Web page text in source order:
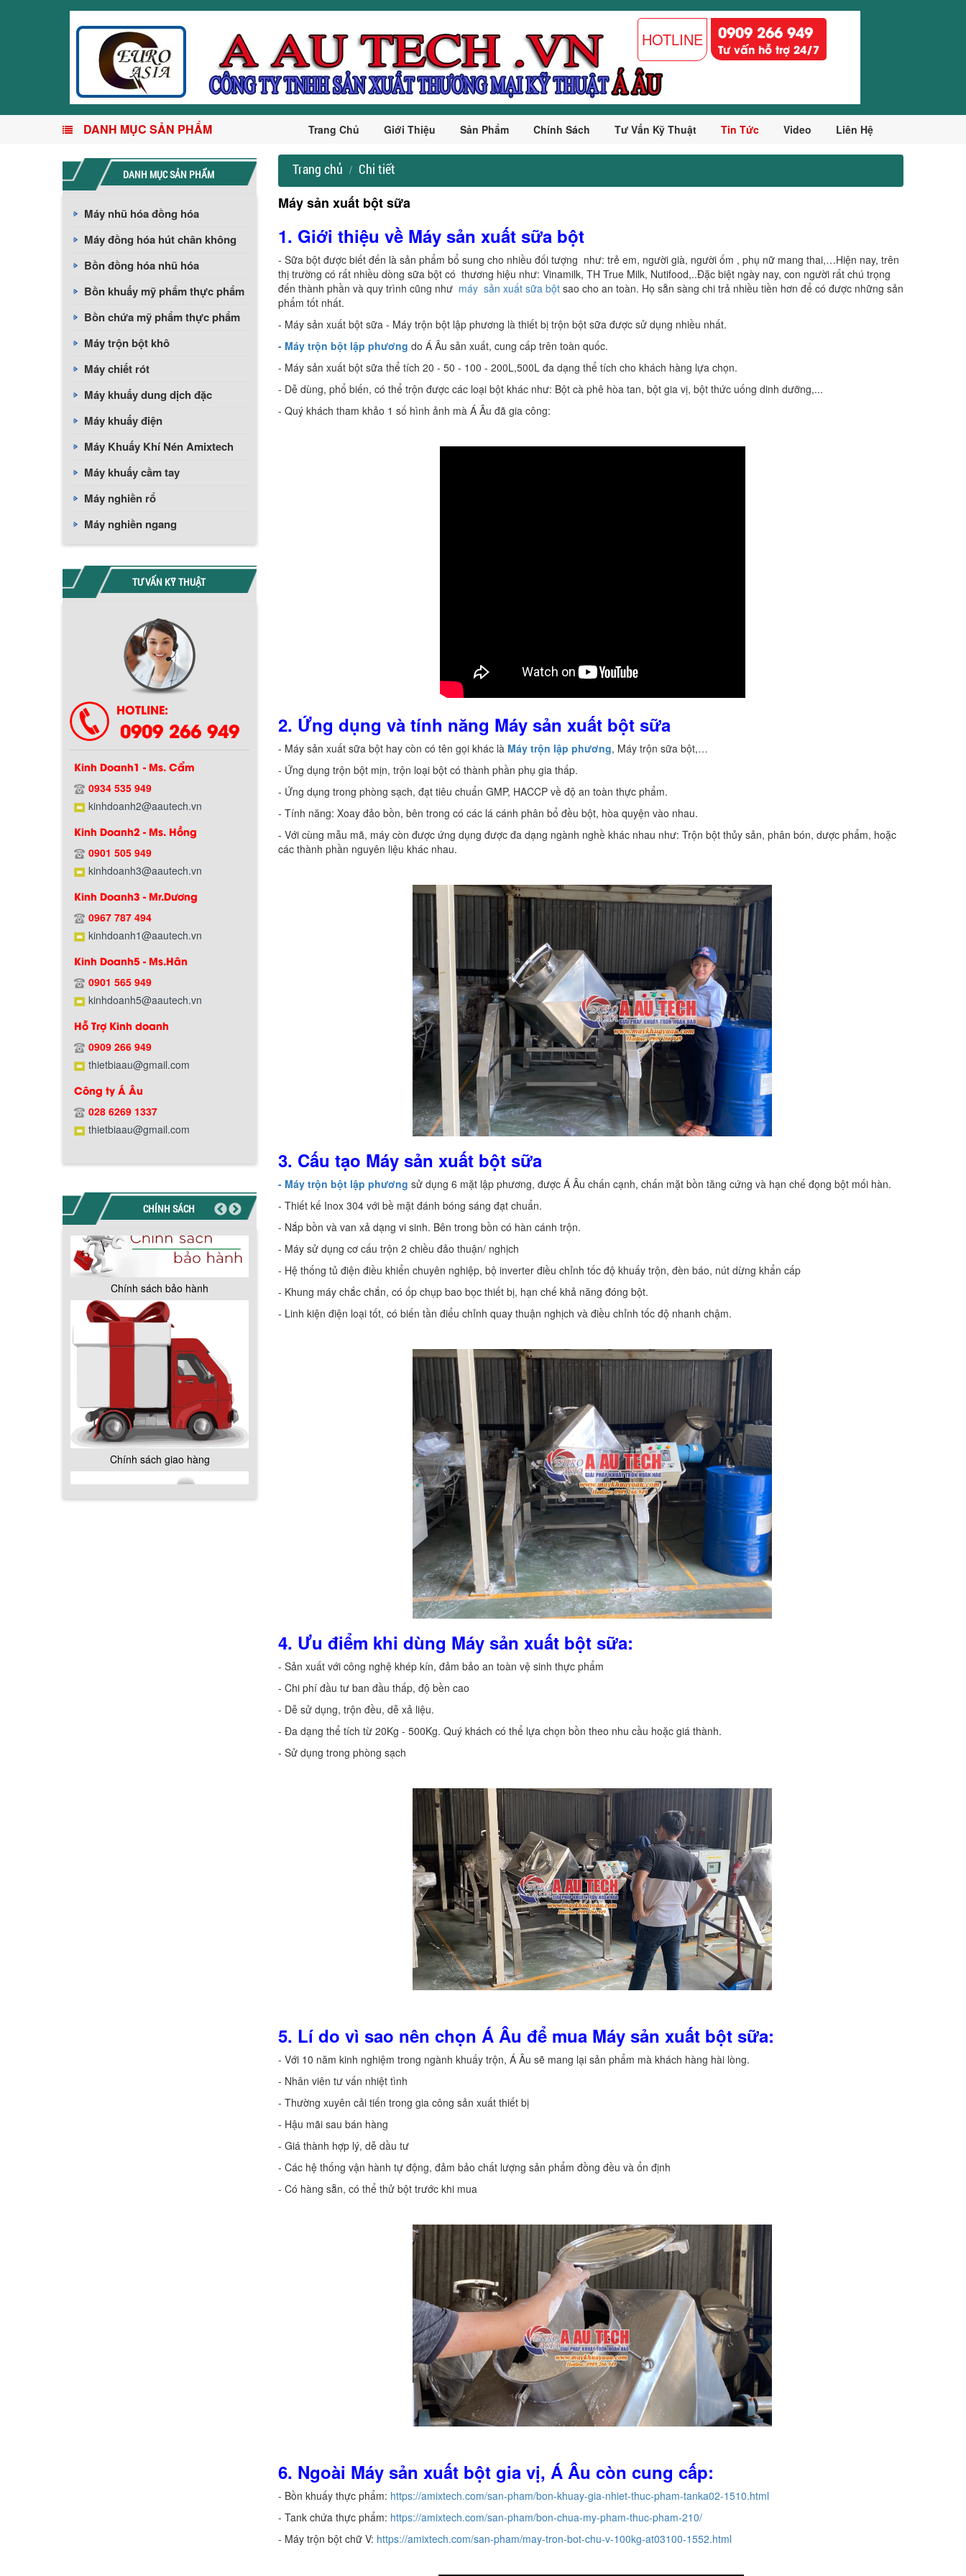
HOTLINE 0909 266 949
Tư vấn hỗ trợ 24/7
DANH MỤC SẢN PHẨM Trang Chủ Giới Thiệu Sản Phẩm Chính Sách Tư Vấn Kỹ Thuật Tin Tức Video Liên Hệ
DANH MỤC SẢN PHẨM
Máy nhũ hóa đồng hóa
Máy đồng hóa hút chân không
Bồn đồng hóa nhũ hóa
Bồn khuấy mỹ phẩm thực phẩm
Bồn chứa mỹ phẩm thực phẩm
Máy trộn bột khô
Máy chiết rót
Máy khuấy dung dịch đặc
Máy khuấy điện
Máy Khuấy Khí Nén Amixtech
Máy khuấy cầm tay
Máy nghiền rổ
Máy nghiền ngang
TƯ VẤN KỸ THUẬT
HOTLINE:
0909 266 949
Kinh Doanh1 - Ms. Cẩm
0934 535 949
kinhdoanh2@aautech.vn
Kinh Doanh2 - Ms. Hồng
0901 505 949
kinhdoanh3@aautech.vn
Kinh Doanh3 - Mr.Dương
0967 787 494
kinhdoanh1@aautech.vn
Kinh Doanh5 - Ms.Hân
0901 565 949
kinhdoanh5@aautech.vn
Hỗ Trợ Kinh doanh
0909 266 949
thietbiaau@gmail.com
Công ty Á Âu
028 6269 1337
thietbiaau@gmail.com
CHÍNH SÁCH
Chính sách bảo hành
Chính sách giao hàng
Hướng dẫn thanh toán mua hàng
Chính sách đổi trả hàng
Chính sách bảo hành
Chính sách giao hàng
Trang chủ Chi tiết
Máy sản xuất bột sữa
1. Giới thiệu về Máy sản xuất sữa bột
- Sữa bột được biết đến là sản phẩm bổ sung cho nhiều đối tượng như: trẻ em, người già, người ốm , phụ nữ mang thai,…Hiện nay, trên
thị trường có rất nhiều dòng sữa bột có thương hiệu như: Vinamilk, TH True Milk, Nutifood,..Đặc biệt ngày nay, con người rất chú trọng
đến thành phần và quy trình cũng như máy sản xuất sữa bột sao cho an toàn. Họ sẵn sàng chi trả nhiều tiền hơn để có được những sản
phẩm tốt nhất.
- Máy sản xuất bột sữa - Máy trộn bột lập phương là thiết bị trộn bột sữa được sử dụng nhiều nhất.
- Máy trộn bột lập phương do Á Âu sản xuất, cung cấp trên toàn quốc.
- Máy sản xuất bột sữa thể tích 20 - 50 - 100 - 200L,500L đa dạng thể tích cho khách hàng lựa chọn.
- Dễ dùng, phổ biến, có thể trộn được các loại bột khác như: Bột cà phê hòa tan, bột gia vị, bột thức uống dinh dưỡng,...
- Quý khách tham khảo 1 số hình ảnh mà Á Âu đã gia công:
2. Ứng dụng và tính năng Máy sản xuất bột sữa
- Máy sản xuất sữa bột hay còn có tên gọi khác là Máy trộn lập phương, Máy trộn sữa bột,…
- Ứng dụng trộn bột mịn, trộn loại bột có thành phần phụ gia thấp.
- Ứng dụng trong phòng sạch, đạt tiêu chuẩn GMP, HACCP về độ an toàn thực phẩm.
- Tính năng: Xoay đảo bồn, bên trong có các lá cánh phân bổ đều bột, hòa quyện vào nhau.
- Với cùng mẫu mã, máy còn được ứng dụng được đa dạng ngành nghề khác nhau như: Trộn bột thủy sản, phân bón, dược phẩm, hoặc
các thành phần nguyên liệu khác nhau.
3. Cấu tạo Máy sản xuất bột sữa
- Máy trộn bột lập phương sử dụng 6 mặt lập phương, được Á Âu chấn cạnh, chấn mặt bồn tăng cứng và hạn chế đọng bột mối hàn.
- Thiết kế Inox 304 với bề mặt đánh bóng sáng đạt chuẩn.
- Nắp bồn và van xả dạng vi sinh. Bên trong bồn có hàn cánh trộn.
- Máy sử dụng cơ cấu trộn 2 chiều đảo thuận/ nghịch
- Hệ thống tủ điện điều khiển chuyên nghiệp, bộ inverter điều chỉnh tốc độ khuấy trộn, đèn báo, nút dừng khẩn cấp
- Khung máy chắc chắn, có ốp chụp bao bọc thiết bị, hạn chế khả năng đóng bột.
- Linh kiện điện loại tốt, có biến tần điểu chỉnh quay thuận nghịch và điều chỉnh tốc độ nhanh chậm.
4. Ưu điểm khi dùng Máy sản xuất bột sữa:
- Sản xuất với công nghệ khép kín, đảm bảo an toàn vệ sinh thực phẩm
- Chi phí đầu tư ban đầu thấp, độ bền cao
- Dễ sử dụng, trộn đều, dễ xả liệu.
- Đa dạng thể tích từ 20Kg - 500Kg. Quý khách có thể lựa chọn bồn theo nhu cầu hoặc giá thành.
- Sử dụng trong phòng sạch
5. Lí do vì sao nên chọn Á Âu để mua Máy sản xuất bột sữa:
- Với 10 năm kinh nghiệm trong ngành khuấy trộn, Á Âu sẽ mang lại sản phẩm mà khách hàng hài lòng.
- Nhân viên tư vấn nhiệt tình
- Thường xuyên cải tiến trong gia công sản xuất thiết bị
- Hậu mãi sau bán hàng
- Giá thành hợp lý, dễ dầu tư
- Các hệ thống vận hành tự động, đảm bảo chất lượng sản phẩm đồng đều và ổn định
- Có hàng sẵn, có thể thử bột trước khi mua
6. Ngoài Máy sản xuất bột gia vị, Á Âu còn cung cấp:
- Bồn khuấy thực phẩm: https://amixtech.com/san-pham/bon-khuay-gia-nhiet-thuc-pham-tanka02-1510.html
- Tank chứa thực phẩm: https://amixtech.com/san-pham/bon-chua-my-pham-thuc-pham-210/
- Máy trộn bột chữ V: https://amixtech.com/san-pham/may-tron-bot-chu-v-100kg-at03100-1552.html